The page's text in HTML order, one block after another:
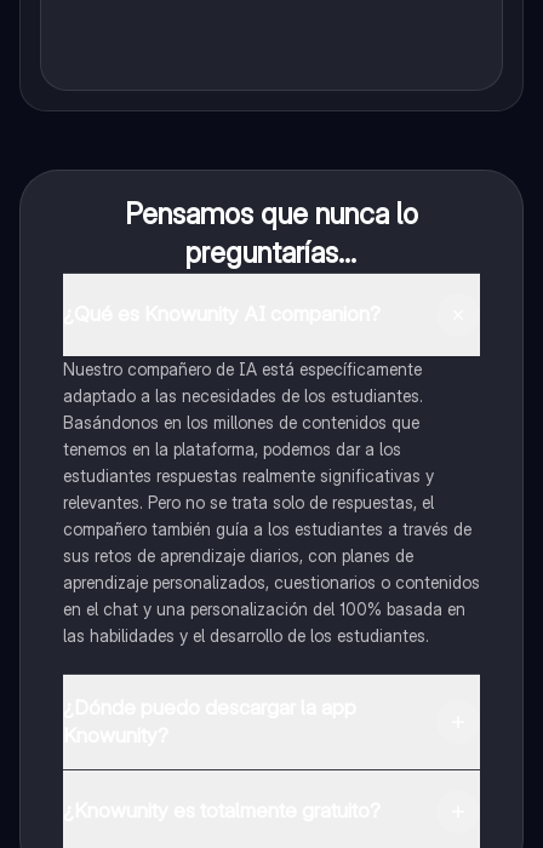
Pensamos que nunca lo
preguntarías...
Nuestro compañero de IA está específicamente
adaptado a las necesidades de los estudiantes.
Basándonos en los millones de contenidos que
tenemos en la plataforma, podemos dar a los
estudiantes respuestas realmente significativas y
relevantes. Pero no se trata solo de respuestas, el
compañero también guía a los estudiantes a través de
sus retos de aprendizaje diarios, con planes de
aprendizaje personalizados, cuestionarios o contenidos
en el chat y una personalización del 100% basada en
las habilidades y el desarrollo de los estudiantes.